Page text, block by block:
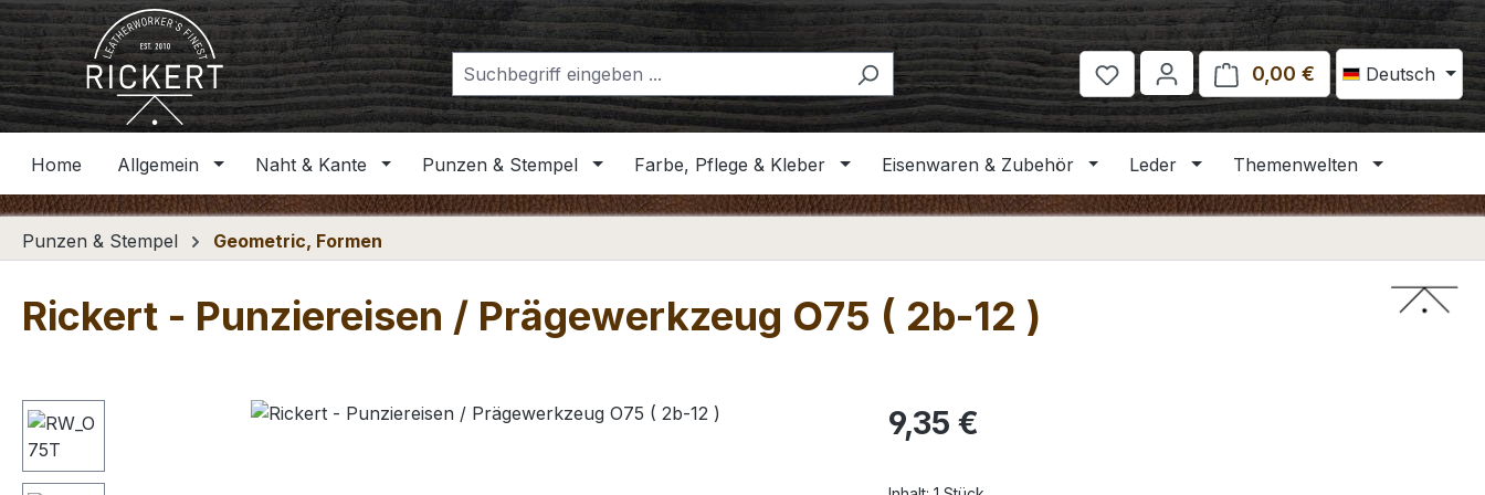
Hauptinhalt springen
Zur Suche springen
Zur Hauptnavigation springen
Deutsch
0,00 € Warenkorb
Home Allgemein Naht & Kante Punzen & Stempel Farbe, Pflege & Kleber Eisenwaren & Zubehör Leder Themenwelten
Punzen & Stempel Geometric, Formen
Rickert - Punziereisen / Prägewerkzeug O75 ( 2b-12 )
Bildergalerie überspringen Regulärer Preis:
9,35 €